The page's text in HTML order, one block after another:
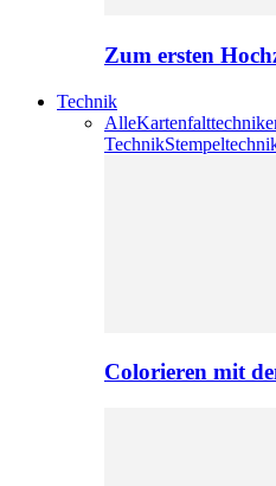
Zum ersten
Technik
Alle
Technik
Colorieren mit